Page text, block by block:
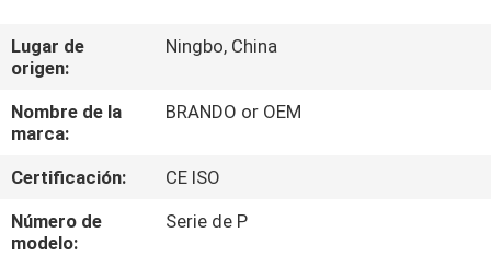
NOSOTROS
RECORRIDO
POR
LA
FÁBRICA
Lugar de
origen:
Ningbo, China
Nombre de la
marca:
BRANDO or OEM
Certificación:
CE ISO
Número de
modelo:
Serie de P